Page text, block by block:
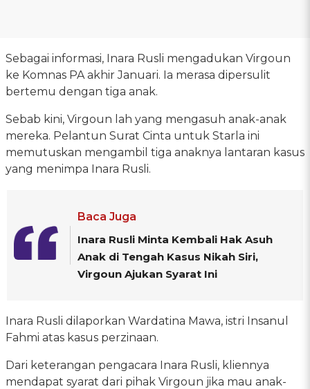
Sebagai informasi, Inara Rusli mengadukan Virgoun
ke Komnas PA akhir Januari. Ia merasa dipersulit
bertemu dengan tiga anak.
Sebab kini, Virgoun lah yang mengasuh anak-anak
mereka. Pelantun Surat Cinta untuk Starla ini
memutuskan mengambil tiga anaknya lantaran kasus
yang menimpa Inara Rusli.
Baca Juga
Inara Rusli Minta Kembali Hak Asuh
Anak di Tengah Kasus Nikah Siri,
Virgoun Ajukan Syarat Ini
Inara Rusli dilaporkan Wardatina Mawa, istri Insanul
Fahmi atas kasus perzinaan.
Dari keterangan pengacara Inara Rusli, kliennya
mendapat syarat dari pihak Virgoun jika mau anak-